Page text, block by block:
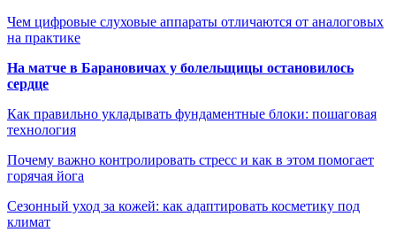
Чем цифровые слуховые аппараты отличаются от аналоговых
на практике
На матче в Барановичах у болельщицы остановилось
сердце
Как правильно укладывать фундаментные блоки: пошаговая
технология
Почему важно контролировать стресс и как в этом помогает
горячая йога
Сезонный уход за кожей: как адаптировать косметику под
климат